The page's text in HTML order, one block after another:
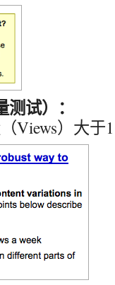
试）：
Views）大于